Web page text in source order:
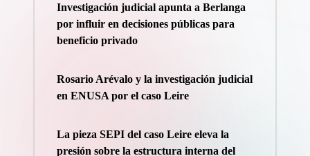
Investigación judicial apunta a Berlanga
por influir en decisiones públicas para
beneficio privado
Rosario Arévalo y la investigación judicial
en ENUSA por el caso Leire
La pieza SEPI del caso Leire eleva la
presión sobre la estructura interna del